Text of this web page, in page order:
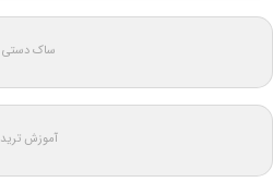
ساک دستی
آموزش ترید